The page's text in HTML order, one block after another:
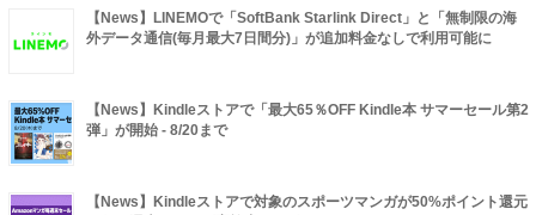
【News】LINEMOで「SoftBank Starlink Direct」と「無制限の海
外データ通信(毎月最大7日間分)」が追加料金なしで利用可能に
【News】Kindleストアで「最大65％OFF Kindle本 サマーセール第2
弾」が開始 - 8/20まで
【News】Kindleストアで対象のスポーツマンガが50%ポイント還元